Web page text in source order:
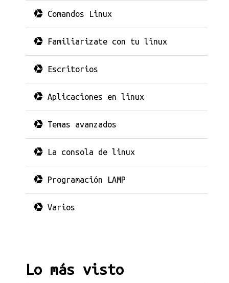
Comandos Linux
Familiarizate con tu linux
Escritorios
Aplicaciones en linux
Temas avanzados
La consola de linux
Programación LAMP
Varios
Lo más visto